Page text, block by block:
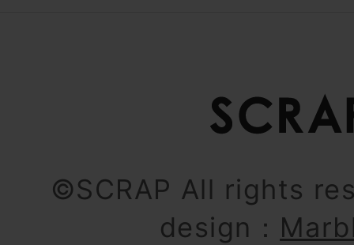
©SCRAP All rights
design：